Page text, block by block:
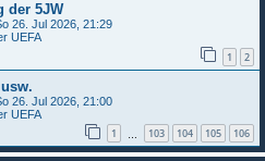
der 5JW
26. Jul 2026, 21:29
UEFA
1 2
26. Jul 2026, 21:00
UEFA
1 103 104 105 106